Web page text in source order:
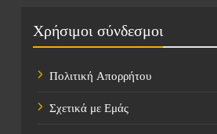
Πολιτική
Τοποθεσίες
Χρήσιμοι σύνδεσμοι
Πολιτική Απορρήτου
Σχετικά με Εμάς